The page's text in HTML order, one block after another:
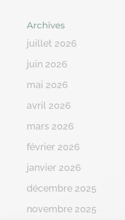
Archives
juillet 2026
juin 2026
mai 2026
avril 2026
mars 2026
février 2026
janvier 2026
décembre 2025
novembre 2025